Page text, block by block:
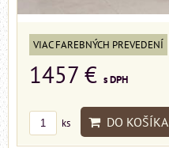
VIAC FAREBNÝCH PREVEDENÍ
1457 € s DPH
ks DO KOŠÍKA